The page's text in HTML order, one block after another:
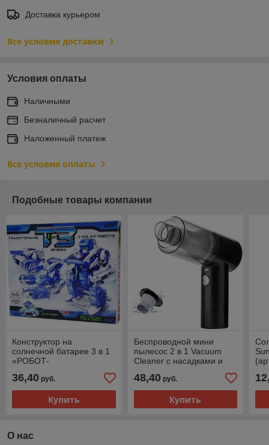
Доставка курьером
Все условия доставки
Условия оплаты
Наличными
Безналичный расчет
Наложенный платеж
Все условия оплаты
Подобные товары компании
Конструктор на
солнечной батарее 3 в 1
«РОБОТ-
36,40 руб.
Купить
Беспроводной мини
пылесос 2 в 1 Vacuum
Cleaner с насадками и
дома
48,40руб.
Купить
О нас